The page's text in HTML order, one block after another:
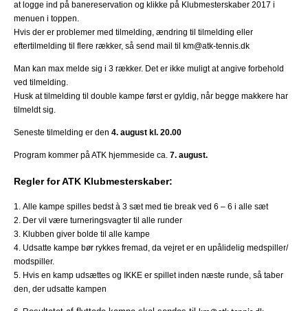
at logge ind på banereservation og klikke på Klubmesterskaber 2017 i
menuen i toppen.
Hvis der er problemer med tilmelding, ændring til tilmelding eller
eftertilmelding til flere rækker, så send mail til km@atk-tennis.dk
Man kan max melde sig i 3 rækker. Det er ikke muligt at angive forbehold
ved tilmelding.
Husk at tilmelding til double kampe først er gyldig, når begge makkere har
tilmeldt sig.
Seneste tilmelding er den 4. august kl. 20.00
Program kommer på ATK hjemmeside ca. 7. august.
Regler for ATK Klubmesterskaber:
1. Alle kampe spilles bedst à 3 sæt med tie break ved 6 – 6 i alle sæt
2. Der vil være turneringsvagter til alle runder
3. Klubben giver bolde til alle kampe
4. Udsatte kampe bør rykkes fremad, da vejret er en upålidelig medspiller/
modspiller.
5. Hvis en kamp udsættes og IKKE er spillet inden næste runde, så taber
den, der udsatte kampen